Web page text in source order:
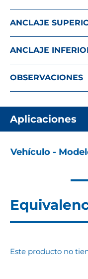
ANCLAJE
ANCLAJE
OBSERVACIONES
Aplicaciones
Vehículo -
Este producto no